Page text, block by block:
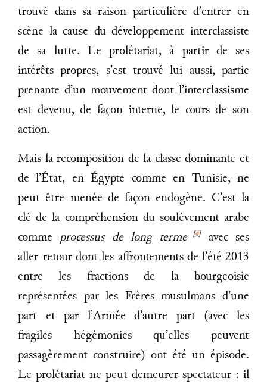
trouvé dans sa raison particulière d’entrer en
scène la cause du développement interclassiste
de sa lutte. Le prolétariat, à partir de ses
intérêts propres, s’est trouvé lui aussi, partie
prenante d’un mouvement dont l’interclassisme
est devenu, de façon interne, le cours de son
action.
Mais la recomposition de la classe dominante et
de l’État, en Égypte comme en Tunisie, ne
peut être menée de façon endogène. C’est la
clé de la compréhension du soulèvement arabe
comme processus de long terme [4]
avec ses
aller-retour dont les affrontements de l’été 2013
entre les fractions de la bourgeoisie
représentées par les Frères musulmans d’une
part et par l’Armée d’autre part (avec les
fragiles hégémonies qu’elles peuvent
passagèrement construire) ont été un épisode.
Le prolétariat ne peut demeurer spectateur : il